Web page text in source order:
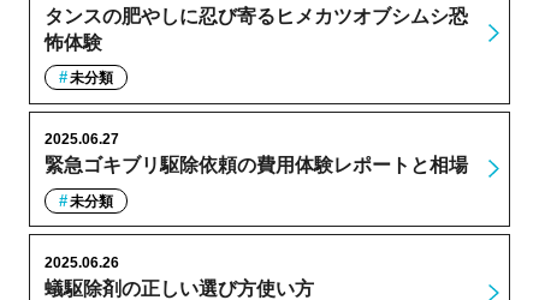
タンスの肥やしに忍び寄るヒメカツオブシムシ恐
怖体験
未分類
緊急ゴキブリ駆除依頼の費用体験レポートと相場
2025.06.27
未分類
蟻駆除剤の正しい選び方使い方
2025.06.26